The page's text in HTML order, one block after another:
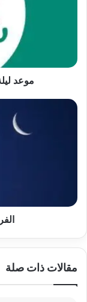
موعد
الفرق
مقالات ذات صلة